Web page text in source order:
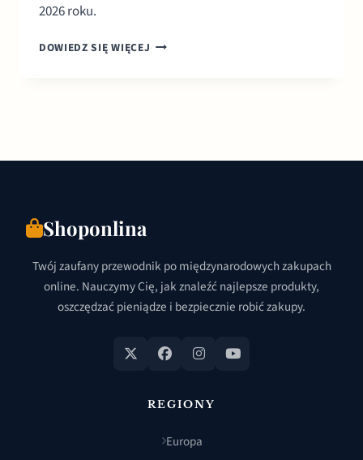
2026 roku.
DOWIEDZ SIĘ WIĘCEJ TOP
2026
Shoponlina
Twój zaufany przewodnik po międzynarodowych zakupach
online. Nauczymy Cię, jak znaleźć najlepsze produkty,
oszczędzać pieniądze i bezpiecznie robić zakupy.
REGIONY
Europa